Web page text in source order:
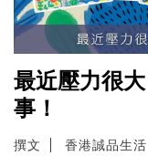
最近壓力很
事！
撰文 香港誠品生活